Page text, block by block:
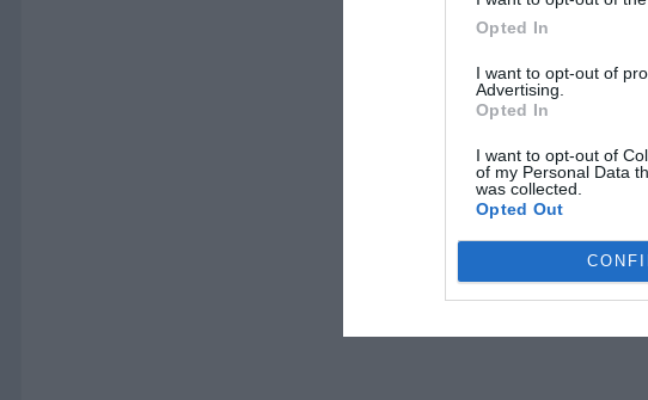
Opted In
I want to opt-out of
Advertising.
Opted In
I want to opt-out of
of my Personal Data
was collected.
Opted Out